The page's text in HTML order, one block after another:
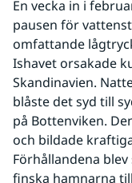
En vecka in i
pausen för
omfattande
Ishavet orsakade
Skandinavien.
blåste det syd till
på Bottenviken.
och bildade
Förhållandena
finska hamnarna